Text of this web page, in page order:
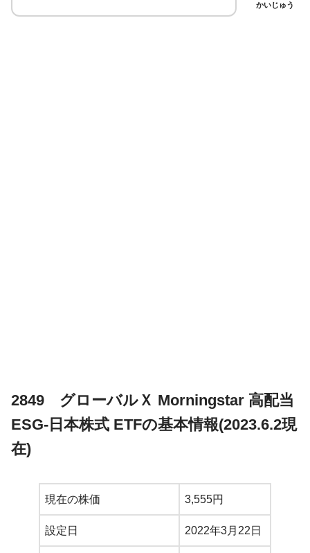
かいじゅう
2849 グローバルＸ Morningstar 高配当
ESG-日本株式 ETFの基本情報(2023.6.2現
在)
現在の株価 3,555円
設定日 2022年3月22日